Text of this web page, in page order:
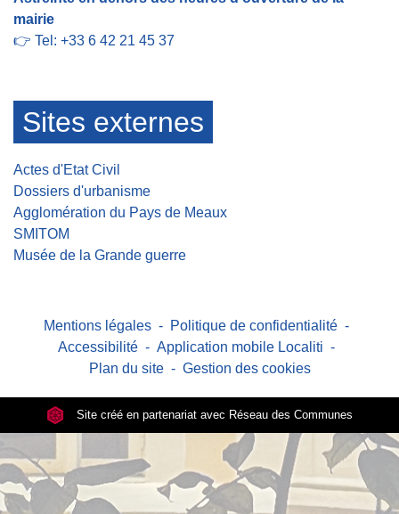
mairie
👉 Tel: +33 6 42 21 45 37
Sites externes
Actes d'Etat Civil
Dossiers d'urbanisme
Agglomération du Pays de Meaux
SMITOM
Musée de la Grande guerre
Mentions légales - Politique de confidentialité -
Accessibilité - Application mobile Localiti -
Plan du site - Gestion des cookies
Site créé en partenariat avec Réseau des Communes